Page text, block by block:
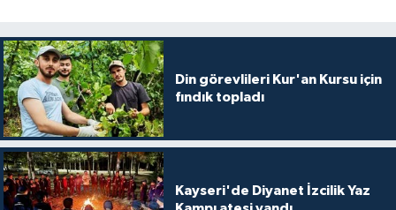
Din görevlileri Kur'an Kursu için
fındık topladı
Kayseri'de Diyanet İzcilik Yaz
Kırıkkale Müftülüğü
Kırklareli Müftülüğü
Kırşehir Müftülüğü
Kocaeli Müftülüğü